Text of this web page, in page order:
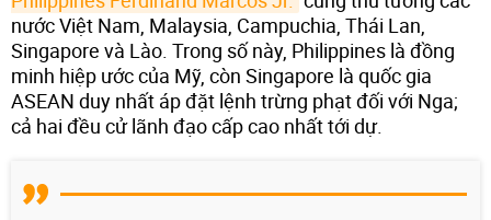
nước Việt Nam, Malaysia, Campuchia, Thái Lan,
Singapore và Lào. Trong số này, Philippines là đồng
minh hiệp ước của Mỹ, còn Singapore là quốc gia
ASEAN duy nhất áp đặt lệnh trừng phạt đối với Nga;
cả hai đều cử lãnh đạo cấp cao nhất tới dự.